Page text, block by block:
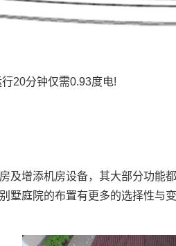
20分钟仅需0.93度电!
增添机房设备，其大部分功能
墅庭院的布置有更多的选择性与变